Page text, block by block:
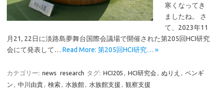
寒くなってき
ましたね。 さ
て、2023年11
月21, 22日に淡路島夢舞台国際会議場で開催された第205回HCI研究
会にて発表して… Read More: 第205回HCI研究… »
カテゴリー: news research タグ: HCI205 , HCI研究会 , ぬりえ , ペンギ
ン , 中川由貴, 検索, 水族館, 水族館支援 , 観察支援